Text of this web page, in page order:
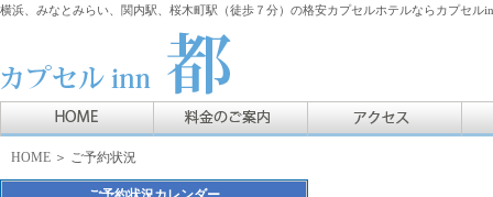
横浜、みなとみらい、関内駅、桜木町駅（徒歩７分）の格安カプセルホテルならカプセル
HOME ＞ ご予約状況